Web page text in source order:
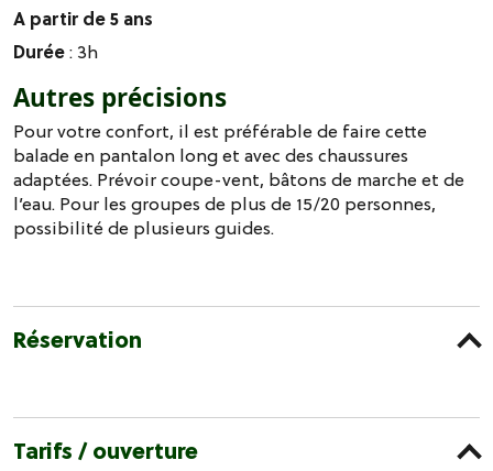
A partir de 5 ans
Durée: 3h
Autres précisions
Pour votre confort, il est préférable de faire cette
balade en pantalon long et avec des chaussures
adaptées. Prévoir coupe-vent, bâtons de marche et de
l’eau. Pour les groupes de plus de 15/20 personnes,
possibilité de plusieurs guides.
Réservation
Tarifs / ouverture